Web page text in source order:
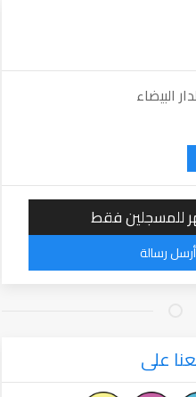
البيضاء
للمسجلين فقط
رسالة
على